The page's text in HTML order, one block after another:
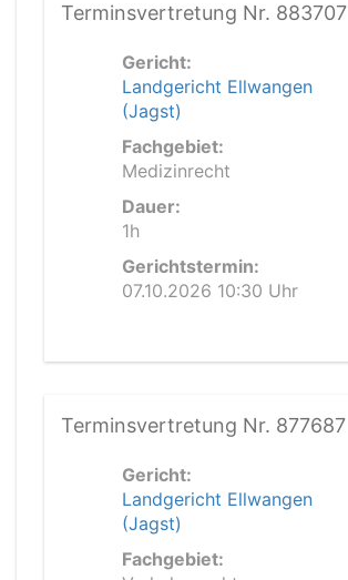
Terminsvertretung Nr. 883707
Gericht:
Landgericht Ellwangen
(Jagst)
Fachgebiet:
Medizinrecht
Dauer:
1h
Gerichtstermin:
07.10.2026 10:30 Uhr
Terminsvertretung Nr. 877687
Gericht:
Landgericht Ellwangen
(Jagst)
Fachgebiet: